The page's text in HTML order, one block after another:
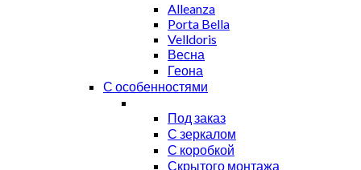
Alleanza
Porta Bella
Velldoris
Весна
Геона
С особенностями
Под заказ
С зеркалом
С коробкой
Скрытого монтажа